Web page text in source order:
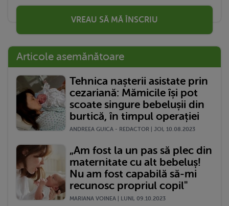
VREAU SĂ MĂ ÎNSCRIU
Articole asemănătoare
Tehnica nașterii asistate prin
cezariană: Mămicile își pot
scoate singure bebelușii din
burtică, în timpul operației
ANDREEA GUICA - REDACTOR | JOI, 10.08.2023
„Am fost la un pas să plec din
maternitate cu alt bebeluș!
Nu am fost capabilă să-mi
recunosc propriul copil"
MARIANA VOINEA | LUNI, 09.10.2023